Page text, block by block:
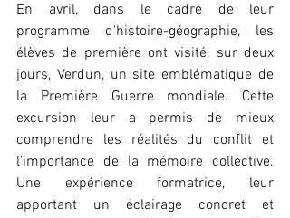
En avril, dans le cadre de leur
programme d'histoire-géographie, les
élèves de première ont visité, sur deux
jours, Verdun, un site emblématique de
la Première Guerre mondiale. Cette
excursion leur a permis de mieux
comprendre les réalités du conflit et
l'importance de la mémoire collective.
Une expérience formatrice, leur
apportant un éclairage concret et